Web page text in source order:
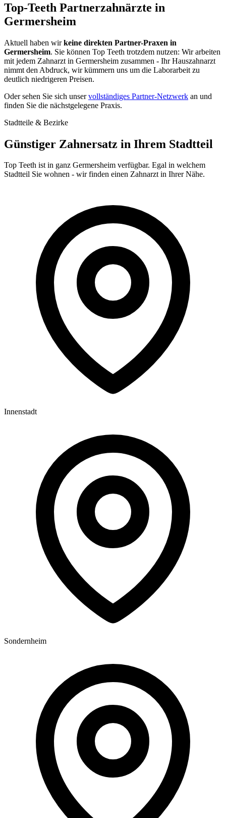
Top-Teeth Partnerzahnärzte in
Germersheim
Aktuell haben wirkeine direkten Partner-Praxen in
Germersheim. Sie können Top Teeth trotzdem nutzen: Wir arbeiten
mit jedem Zahnarzt in Germersheim zusammen - Ihr Hauszahnarzt
nimmt den Abdruck, wir kümmern uns um die Laborarbeit zu
deutlich niedrigeren Preisen.
Oder sehen Sie sich unservollständiges Partner-Netzwerk an und
finden Sie die nächstgelegene Praxis.
Stadtteile & Bezirke
Günstiger Zahnersatz in Ihrem Stadtteil
Top Teeth ist in ganz Germersheim verfügbar. Egal in welchem
Stadtteil Sie wohnen - wir finden einen Zahnarzt in Ihrer Nähe.
Innenstadt
Sondernheim